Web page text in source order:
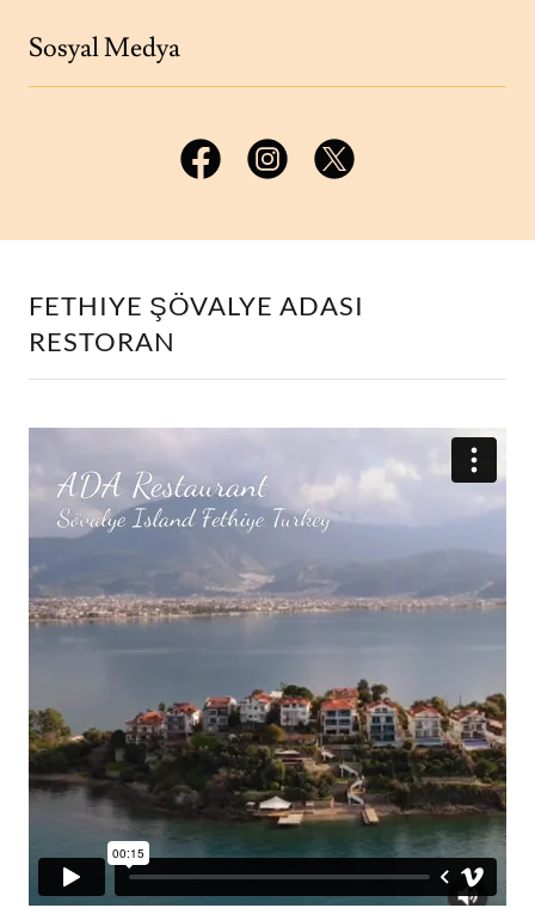
Sosyal Medya
FETHIYE ŞÖVALYE ADASI
RESTORAN